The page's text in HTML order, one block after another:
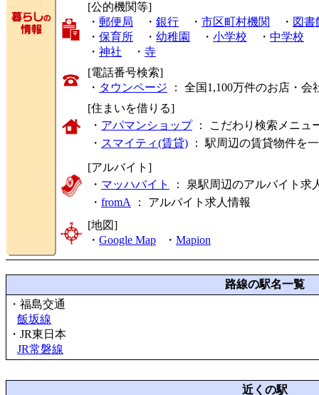
[公的機関等]
・ 郵便局 ・ 銀行 ・ 市区町村機関 ・ 図書
・ 保育所 ・ 幼稚園 ・ 小学校 ・ 中学校
・ 神社 ・ 寺
[電話番号検索]
・ タウンページ ： 全国1,100万件のお店・
[住まいを借りる]
・ アパマンショップ： こだわり検索メニュ
・ スマイティ(賃貸) ： 駅周辺の賃貸物件を
[アルバイト]
・ マッハバイト
： 泉駅周辺のアルバイト求
・ fromA ： アルバイト求人情報
[地図]
・ Google Map ・ Mapion
路線の駅名一覧
・福島交通
飯坂線
・JR東日本
JR常磐線
近くの駅